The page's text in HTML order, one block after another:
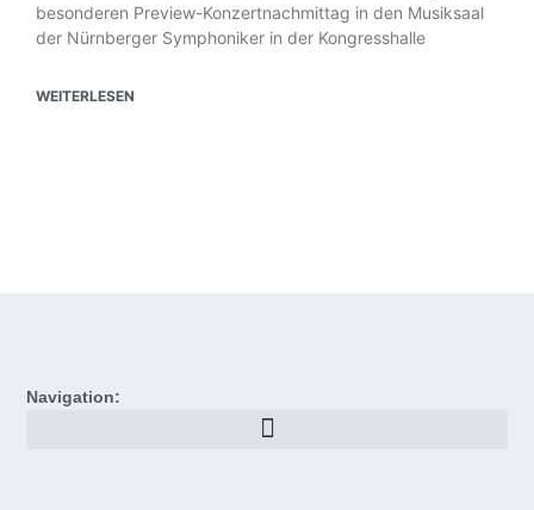
besonderen Preview-Konzertnachmittag in den Musiksaal
der Nürnberger Symphoniker in der Kongresshalle
WEITERLESEN
Navigation: